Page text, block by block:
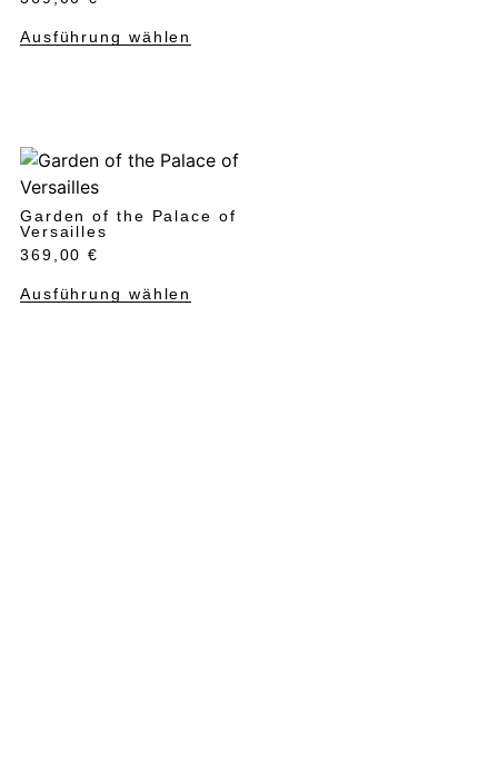
Ausführung wählen
Garden of the Palace of
Versailles
369,00€
Ausführung wählen